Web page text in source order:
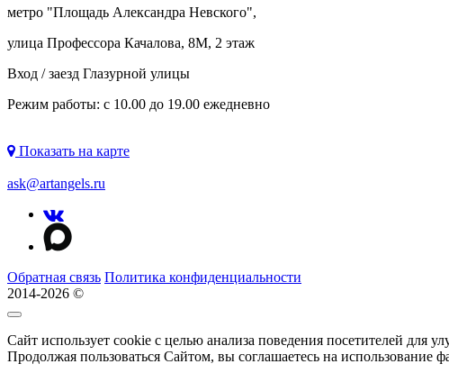
метро "Площадь Александра Невского",
улица Профессора Качалова, 8М, 2 этаж
Вход / заезд Глазурной улицы
Режим работы: с 10.00 до 19.00 ежедневно
Показать на карте
ask@artangels.ru
Обратная связь Политика конфиденциальности
2014-2026 ©
Сайт использует cookie с целью анализа поведения посетителей для
Продолжая пользоваться Сайтом, вы соглашаетесь на использование